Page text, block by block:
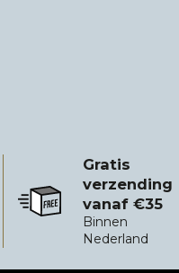
Gratis
verzending
vanaf €35
Binnen
Nederland
Gratis verzending vanaf